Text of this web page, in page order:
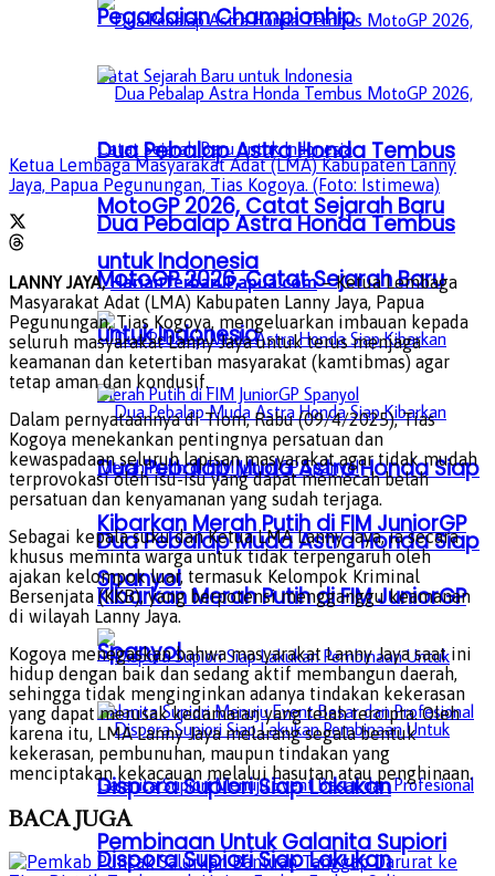
Dua Pebalap Astra Honda Tembus
MotoGP 2026, Catat Sejarah Baru
untuk Indonesia
Dua Pebalap Muda Astra Honda Siap
Kibarkan Merah Putih di FIM JuniorGP
Spanyol
Dispora Supiori Siap Lakukan
Pembinaan Untuk Galanita Supiori
Pegadaian Championhip
Dua Pebalap Astra Honda Tembus
MotoGP 2026, Catat Sejarah Baru
untuk Indonesia
Dua Pebalap Muda Astra Honda Siap
Kibarkan Merah Putih di FIM JuniorGP
Spanyol
Dispora Supiori Siap Lakukan
Ketua Lembaga Masyarakat Adat (LMA) Kabupaten Lanny
Jaya, Papua Pegunungan, Tias Kogoya. (Foto: Istimewa)
LANNY JAYA,HarianTerbaruPapua.com– Ketua Lembaga
Masyarakat Adat (LMA) Kabupaten Lanny Jaya, Papua
Pegunungan, Tias Kogoya, mengeluarkan imbauan kepada
seluruh masyarakat Lanny Jaya untuk terus menjaga
keamanan dan ketertiban masyarakat (kamtibmas) agar
tetap aman dan kondusif.
Dalam pernyataannya di Tiom, Rabu (09/4/2025), Tias
Kogoya menekankan pentingnya persatuan dan
kewaspadaan seluruh lapisan masyarakat agar tidak mudah
terprovokasi oleh isu-isu yang dapat memecah belah
persatuan dan kenyamanan yang sudah terjaga.
Sebagai kepala suku dan Ketua LMA Lanny Jaya, ia secara
khusus meminta warga untuk tidak terpengaruh oleh
ajakan kelompok luar, termasuk Kelompok Kriminal
Bersenjata (KKB), yang berpotensi mengganggu keamanan
di wilayah Lanny Jaya.
Kogoya menegaskan bahwa masyarakat Lanny Jaya saat ini
hidup dengan baik dan sedang aktif membangun daerah,
sehingga tidak menginginkan adanya tindakan kekerasan
yang dapat merusak kedamaian yang telah tercipta. Oleh
karena itu, LMA Lanny Jaya melarang segala bentuk
kekerasan, pembunuhan, maupun tindakan yang
menciptakan kekacauan melalui hasutan atau penghinaan.
BACAJUGA